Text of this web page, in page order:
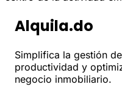
Alquila.do
Simplifica la gestión
productividad y
negocio inmobiliario.